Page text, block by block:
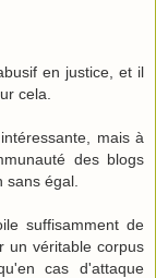
en justice, et il
cela.
mais à
des blogs
égal.
suffisamment de
un véritable corpus
cas d'attaque